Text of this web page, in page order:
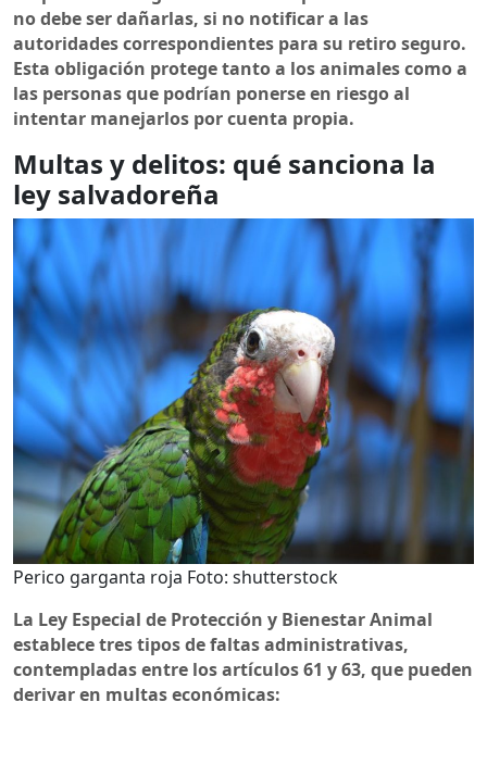
no debe ser dañarlas, si no notificar a las
autoridades correspondientes para su retiro seguro.
Esta obligación protege tanto a los animales como a
las personas que podrían ponerse en riesgo al
intentar manejarlos por cuenta propia.
Multas y delitos: qué sanciona la
ley salvadoreña
Perico garganta roja Foto: shutterstock
La Ley Especial de Protección y Bienestar Animal
establece tres tipos de faltas administrativas,
contempladas entre los artículos 61 y 63, que pueden
derivar en multas económicas: